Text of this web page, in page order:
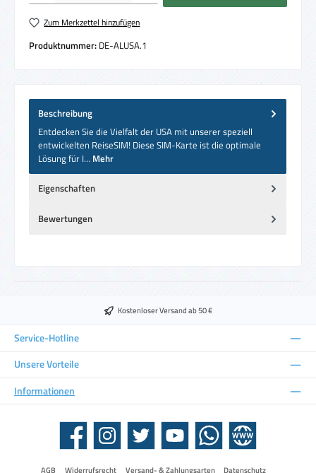
Zum Merkzettel hinzufügen
Produktnummer: DE-ALUSA.1
Beschreibung
Entdecken Sie die Vielfalt der USA mit unserer speziell
entwickelten ReiseSIM! Diese SIM-Karte ist die optimale
Lösung für I… Mehr
Eigenschaften
Bewertungen
Kostenloser Versand ab 50 €
Service-Hotline
Unsere Vorteile
Informationen
Facebook Instagram Twitter YouTube WhatsApp Website
AGB Widerrufsrecht Versand- & Zahlungsarten Datenschutz